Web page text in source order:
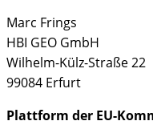
Marc Frings
HBI GEO GmbH
Wilhelm-Külz-Straße 22
99084 Erfurt
Plattform der EU-